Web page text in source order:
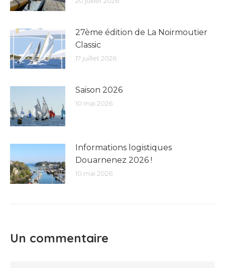
27ème édition de La Noirmoutier
Classic
17 juillet 2026
Saison 2026
10 mai 2026
Informations logistiques
Douarnenez 2026 !
10 mai 2026
Un commentaire